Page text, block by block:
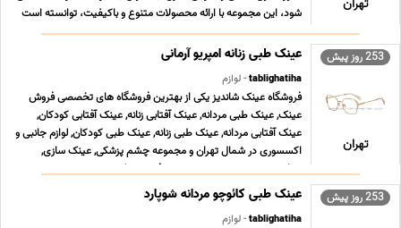
شود، این مجموعه با ارائه محصولات متنوع و باکیفیت، توانسته است
اعتماد بیش از 1000 مشتری را جلب کند و جایگاه ویژه ای در بازار
دکوراسیون پیدا کند، تیم متخصص تیک هوم ... ...
253 روز پیش
تهران
عینک طبی زنانه امپریو آرمانی
tablighatiha- لوازم
فروشگاه عینک شاندیز یکی از بهترین فروشگاه های تخصصی فروش
عینک, عینک طبی مردانه, عینک آفتابی زنانه, عینک آفتابی کودکان,
عینک آفتابی مردانه, عینک طبی زنانه, عینک طبی کودکان, لوازم جانبی و
اکسسوری در شمال تهران و مجموعه چشم پزشکی, عینک سازی,
معاینه چشم و تعیین نمره, تعمیر فریم عینک ... ...
253 روز پیش عینک طبی کائوچو مردانه شوپارد
tablighatiha- لوازم